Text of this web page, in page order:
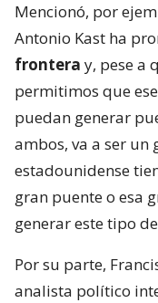
Mencionó, por
Antonio Kast ha
frontera y, pese a
permitimos que
puedan generar
ambos, va a ser un
estadounidense
gran puente o esa
generar este tipo
Por su parte,
analista político